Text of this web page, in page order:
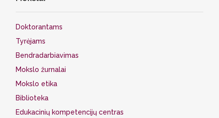
Doktorantams
Tyrėjams
Bendradarbiavimas
Mokslo žurnalai
Mokslo etika
Biblioteka
Edukacinių kompetencijų centras